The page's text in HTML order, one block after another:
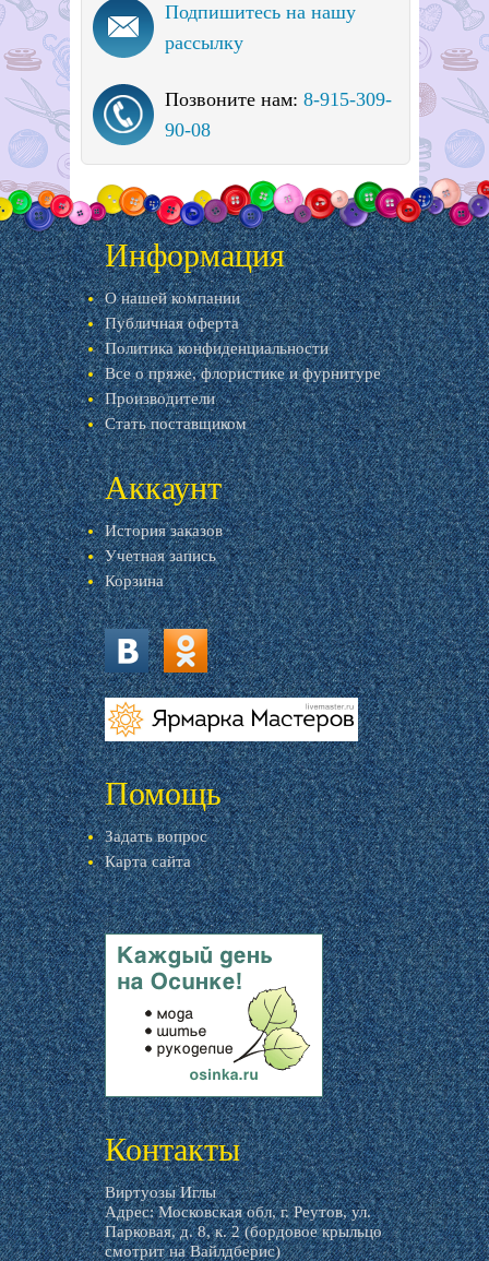
Подпишитесь на нашу
рассылку
Позвоните нам: 8-915-309-
90-08
Информация
О нашей компании
Публичная оферта
Политика конфиденциальности
Все о пряже, флористике и фурнитуре
Производители
Стать поставщиком
Аккаунт
История заказов
Учетная запись
Корзина
vk.com ok.ru
livemaster.ru
Помощь
Задать вопрос
Карта сайта
livemaster.ru
Контакты
Виртуозы Иглы
Адрес: Московская обл, г. Реутов, ул.
Парковая, д. 8, к. 2 (бордовое крыльцо
смотрит на Вайлдберис)